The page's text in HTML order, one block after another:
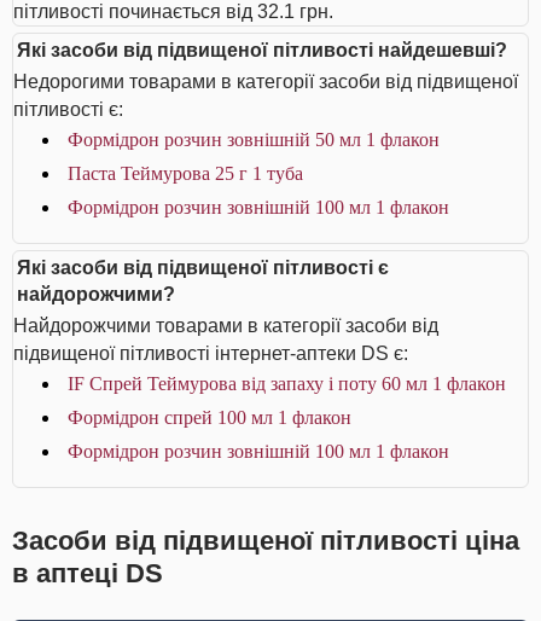
пітливості починається від 32.1 грн.
Які засоби від підвищеної пітливості найдешевші?
Недорогими товарами в категорії засоби від підвищеної
пітливості є:
Формідрон розчин зовнішній 50 мл 1 флакон
Паста Теймурова 25 г 1 туба
Формідрон розчин зовнішній 100 мл 1 флакон
Які засоби від підвищеної пітливості є
найдорожчими?
Найдорожчими товарами в категорії засоби від
підвищеної пітливості інтернет-аптеки DS є:
IF Спрей Теймурова від запаху і поту 60 мл 1 флакон
Формідрон спрей 100 мл 1 флакон
Формідрон розчин зовнішній 100 мл 1 флакон
Засоби від підвищеної пітливості ціна
в аптеці DS